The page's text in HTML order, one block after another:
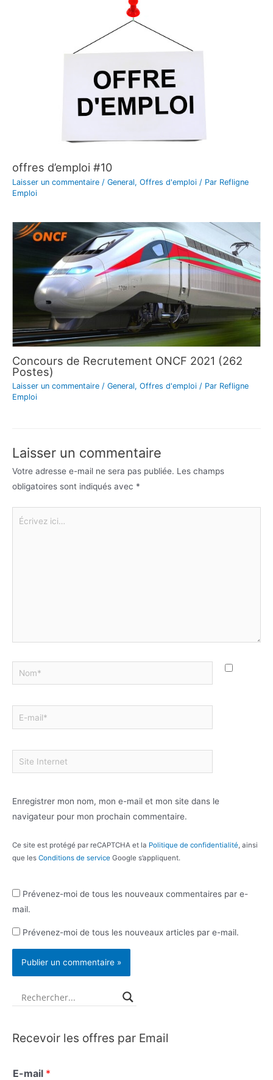
offres d’emploi #10
Laisser un commentaire / General, Offres d'emploi / Par Refligne
Emploi
Concours de Recrutement ONCF 2021 (262
Postes)
Laisser un commentaire / General, Offres d'emploi / Par Refligne
Emploi
Laisser un commentaire
Votre adresse e-mail ne sera pas publiée. Les champs
obligatoires sont indiqués avec *
Enregistrer mon nom, mon e-mail et mon site dans le
navigateur pour mon prochain commentaire.
Ce site est protégé par reCAPTCHA et la Politique de confidentialité, ainsi
que les Conditions de service Google s’appliquent.
Prévenez-moi de tous les nouveaux commentaires par e-
mail.
Prévenez-moi de tous les nouveaux articles par e-mail.
Recevoir les offres par Email
E-mail *